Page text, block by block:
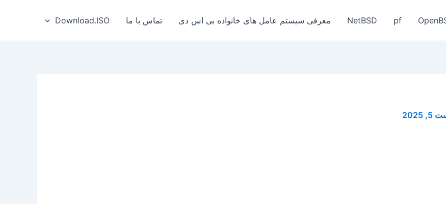
pf
NetBSD معرفی سیستم عامل های خانواده بی‌ اس‌ دی تماس با ما Download.ISO
2025